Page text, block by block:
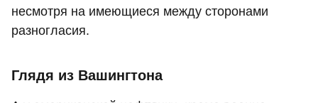
несмотря на имеющиеся между сторонами
разногласия.
Глядя из Вашингтона